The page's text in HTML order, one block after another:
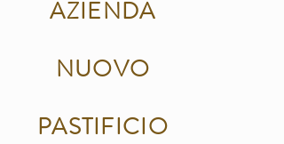
AZIENDA
NUOVO
PASTIFICIO